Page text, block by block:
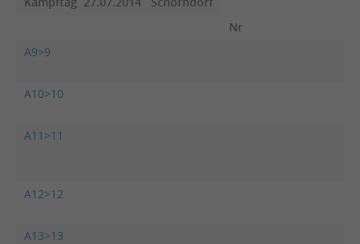
Nr
A9>9
A10>10
A11>11
A12>12
A13>13